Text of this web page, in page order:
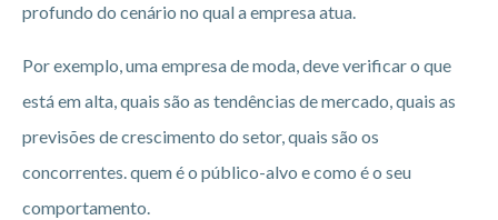
profundo do cenário no qual a empresa atua.
Por exemplo, uma empresa de moda, deve verificar o que
está em alta, quais são as tendências de mercado, quais as
previsões de crescimento do setor, quais são os
concorrentes. quem é o público-alvo e como é o seu
comportamento.